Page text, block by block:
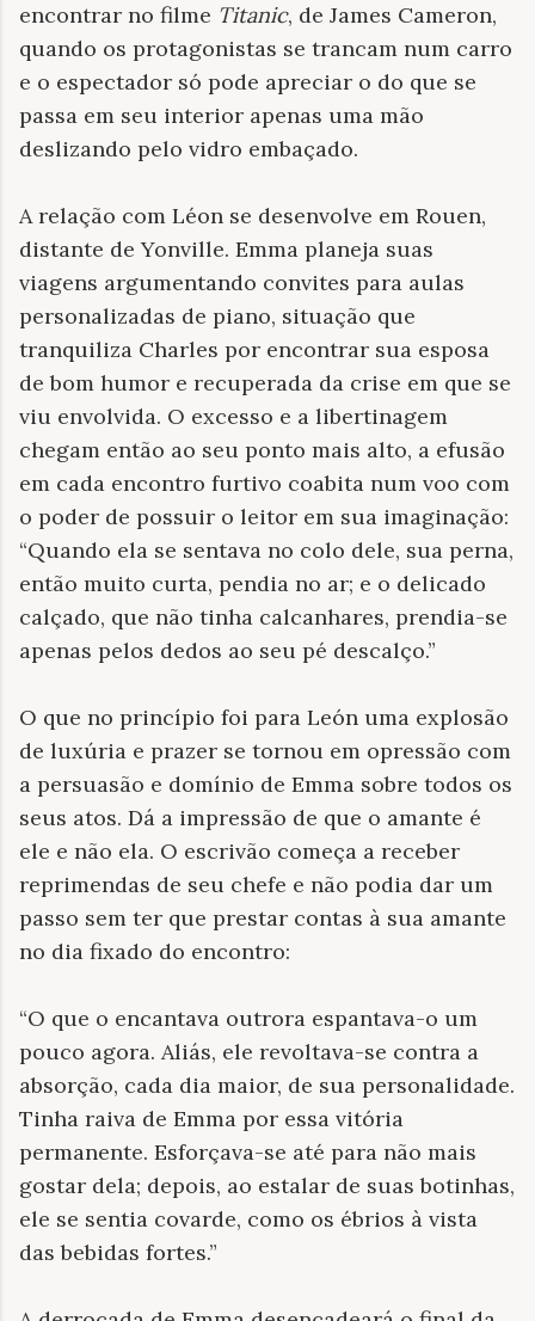
encontrar no filme Titanic, de James Cameron,
quando os protagonistas se trancam num carro
e o espectador só pode apreciar o do que se
passa em seu interior apenas uma mão
deslizando pelo vidro embaçado.
A relação com Léon se desenvolve em Rouen,
distante de Yonville. Emma planeja suas
viagens argumentando convites para aulas
personalizadas de piano, situação que
tranquiliza Charles por encontrar sua esposa
de bom humor e recuperada da crise em que se
viu envolvida. O excesso e a libertinagem
chegam então ao seu ponto mais alto, a efusão
em cada encontro furtivo coabita num voo com
o poder de possuir o leitor em sua imaginação:
“Quando ela se sentava no colo dele, sua perna,
então muito curta, pendia no ar; e o delicado
calçado, que não tinha calcanhares, prendia-se
apenas pelos dedos ao seu pé descalço.”
O que no princípio foi para León uma explosão
de luxúria e prazer se tornou em opressão com
a persuasão e domínio de Emma sobre todos os
seus atos. Dá a impressão de que o amante é
ele e não ela. O escrivão começa a receber
reprimendas de seu chefe e não podia dar um
passo sem ter que prestar contas à sua amante
no dia fixado do encontro:
“O que o encantava outrora espantava-o um
pouco agora. Aliás, ele revoltava-se contra a
absorção, cada dia maior, de sua personalidade.
Tinha raiva de Emma por essa vitória
permanente. Esforçava-se até para não mais
gostar dela; depois, ao estalar de suas botinhas,
ele se sentia covarde, como os ébrios à vista
das bebidas fortes.”